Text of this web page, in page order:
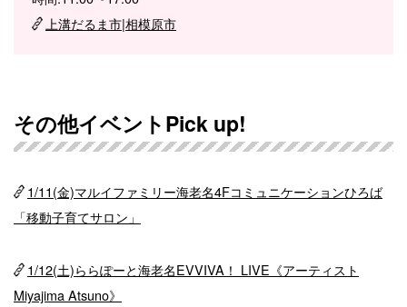
上溝だるま市|相模原市
その他イベントPick up!
1/11(金)マルイファミリー海老名4Fコミュニケーションひろば
「移動子育てサロン」
1/12(土)ららぽーと海老名EVVIVA！ LIVE《アーティスト
Miyajima Atsuno》